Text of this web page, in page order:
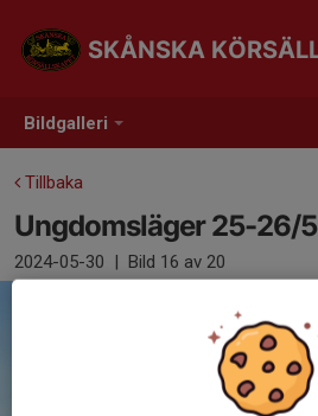
Bildgalleri
SKÅNSKA
Tillbaka
Ungdomsläger 25-26/
2024-05-30 | Bild 16 av 20